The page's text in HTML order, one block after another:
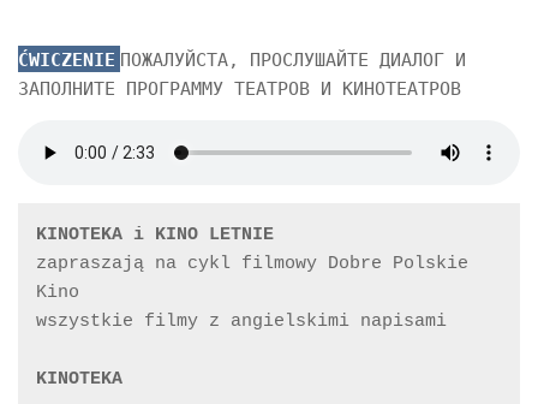
ĆWICZENIE ПОЖАЛУЙСТА, ПРОСЛУШАЙТЕ ДИАЛОГ И
ЗАПОЛНИТЕ ПРОГРАММУ ТЕАТРОВ И КИНОТЕАТРОВ
zapraszają na cykl filmowy Dobre Polskie
Kino
wszystkie filmy z angielskimi napisami